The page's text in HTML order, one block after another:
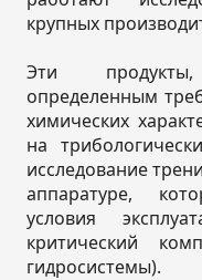
крупных
Эти
определенным
химических
на
исследование
аппаратуре,
условия
критический
гидросистемы).